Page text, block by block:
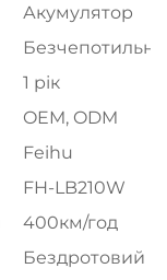
Акумулятор
1 рік
OEM, ODM
Feihu
FH-LB210W
400км/год
Бездротовий